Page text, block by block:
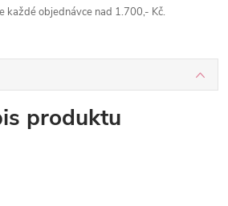
každé objednávce nad 1.700,- Kč.
produktu